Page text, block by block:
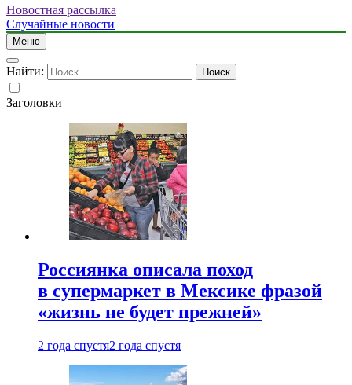
Новостная рассылка
Случайные новости
Меню
Найти:
Заголовки
Россиянка описала поход
в супермаркет в Мексике фразой
«жизнь не будет прежней»
2 года спустя2 года спустя